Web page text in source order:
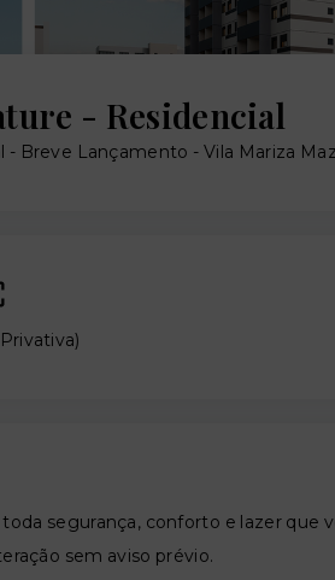
- Residencial
- Breve Lançamento - Vila Mariza
Privativa)
segurança, conforto e lazer que
sem aviso prévio.